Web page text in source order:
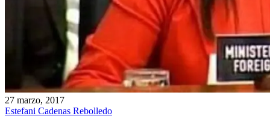
27 marzo, 2017
Estefani Cadenas Rebolledo